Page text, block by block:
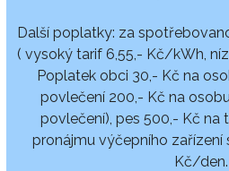
Další poplatky: za
( vysoký tarif 6,55,- Kč/kWh,
Poplatek obci 30,- Kč na
povlečení 200,- Kč na
povlečení), pes 500,- Kč na
pronájmu výčepního zařízení
Kč/den.